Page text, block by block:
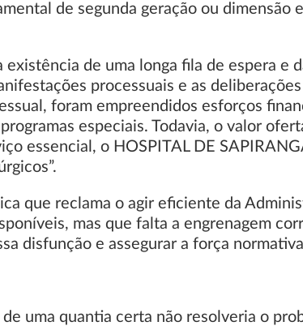
de segunda geração ou dimensão
de uma longa fila de espera e
processuais e as
foram empreendidos esforços
especiais. Todavia, o valor
essencial, o HOSPITAL DE
que reclama o agir eficiente da
mas que falta a engrenagem
disfunção e assegurar a força
uma quantia certa não resolveria o